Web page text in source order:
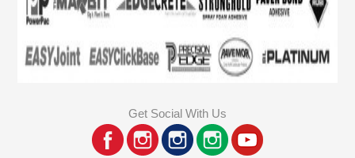
Get Social With Us